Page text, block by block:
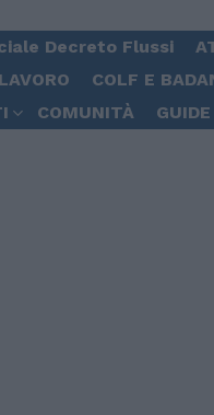
Decreto Flussi
COLF E
COMUNITÀ GUIDE